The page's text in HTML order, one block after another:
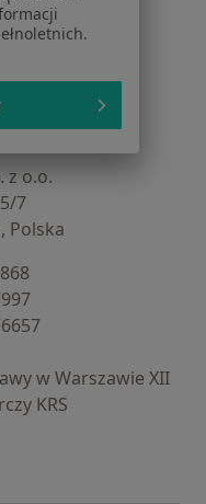
- Strona główna
z o.o.
7
Polska
w Warszawie XII
KRS